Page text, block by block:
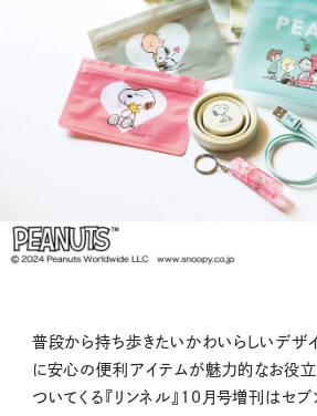
普段から持ち歩きたいかわいらしいデザイ
に安心の便利アイテムが魅力的なお役立
ついてくる『リンネル』10月号増刊はセブ